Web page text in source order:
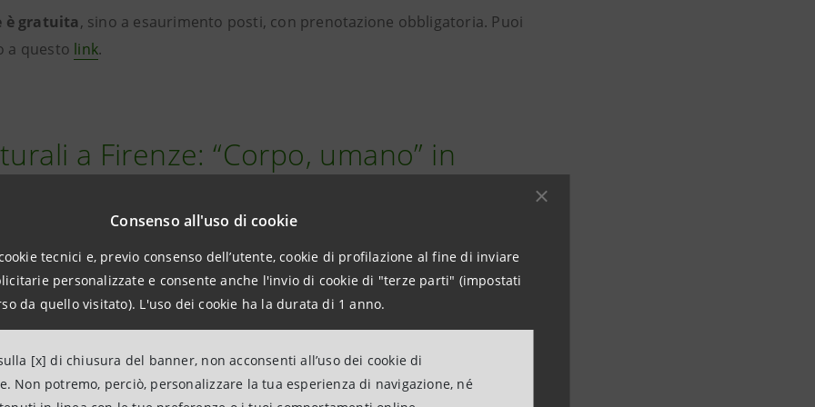
Consenso all'uso di cookie
tecnici e, previo consenso dell’utente, cookie di profilazione al fine di inviare
personalizzate e consente anche l'invio di cookie di "terze parti" (impostati
da quello visitato). L'uso dei cookie ha la durata di 1 anno.
[x] di chiusura del banner, non acconsenti all’uso dei cookie di
Non potremo, perciò, personalizzare la tua esperienza di navigazione, né
è gratuita, sino a esaurimento posti, con prenotazione obbligatoria. Puoi
a questo link.
a Firenze: “Corpo, umano” in
serata è dunque il “ corpo” nelle sue caleidoscopiche e multiformi
e cognitive. Un affascinante viaggio nelle infinite tessiture e negli
corpo è da sempre antropologicamente in grado di rappresentare per
a ognuno personalissimi e talvolta sorprendenti punti di
anima, armonia estetica, potenza espressiva, ma anche fragilità,